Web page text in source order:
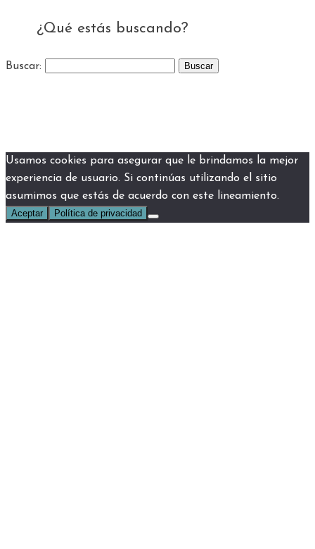
¿Qué estás buscando?
Buscar:
Usamos cookies para asegurar que le brindamos la mejor
experiencia de usuario. Si continúas utilizando el sitio
asumimos que estás de acuerdo con este lineamiento.
Aceptar Política de privacidad